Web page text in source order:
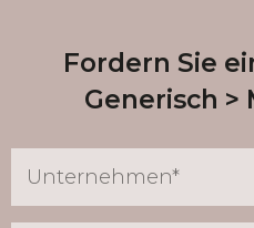
Fordern Sie
Generisch